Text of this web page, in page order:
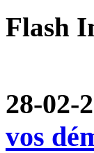
Flash
28-02-
vos